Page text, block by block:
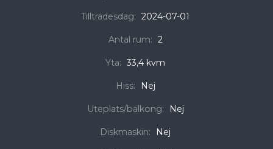
Tillträdesdag: 2024-07-01
Antal rum: 2
Yta: 33,4 kvm
Hiss: Nej
Uteplats/balkong: Nej
Diskmaskin: Nej